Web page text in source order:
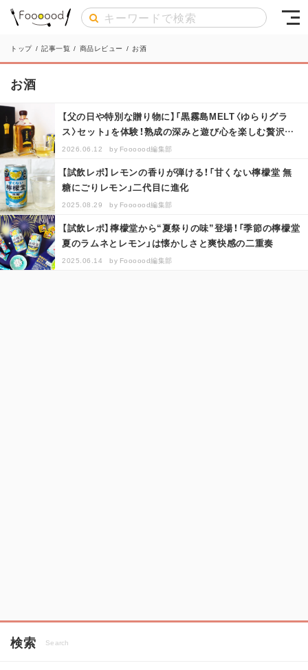
トップ / 記事一覧 / 商品レビュー / お酒
お酒
【父の日や特別な贈り物に】「黒霧島MELT〈ゆらりグラ
ス〉セット」を体験！熟成の深みと遊び心を楽しむ贅沢ギ
フト
2026.06.12 by Foooood編集部
【試飲レポ】レモンの香りが弾ける！「甘くない檸檬堂 無
糖にごりレモン」二代目に進化
2025.08.29 by Foooood編集部
【試飲レポ】檸檬堂から“夏祭りの味”登場！「季節の檸檬堂
夏のラムネとレモン」は懐かしさと爽快感の二重奏
2025.06.14 by Foooood編集部
検索 Search